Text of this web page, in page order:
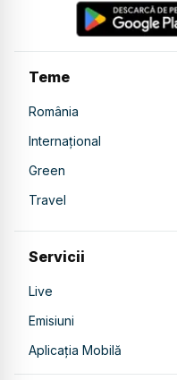
Teme
România
Internațional
Green
Travel
Servicii
Live
Emisiuni
Aplicația Mobilă